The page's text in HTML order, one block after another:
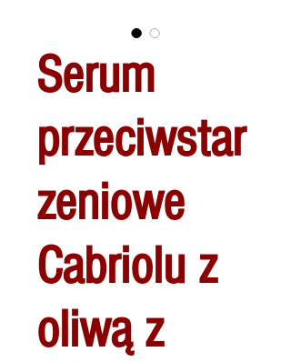
Serum
przeciwstar
zeniowe
Cabriolu z
oliwą z